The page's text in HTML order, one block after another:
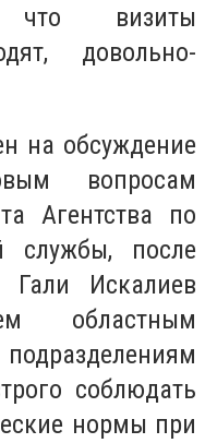
что визиты
довольно-
на обсуждение
вопросам
Агентства по
службы, после
Гали Искалиев
областным
соблюдать
нормы при